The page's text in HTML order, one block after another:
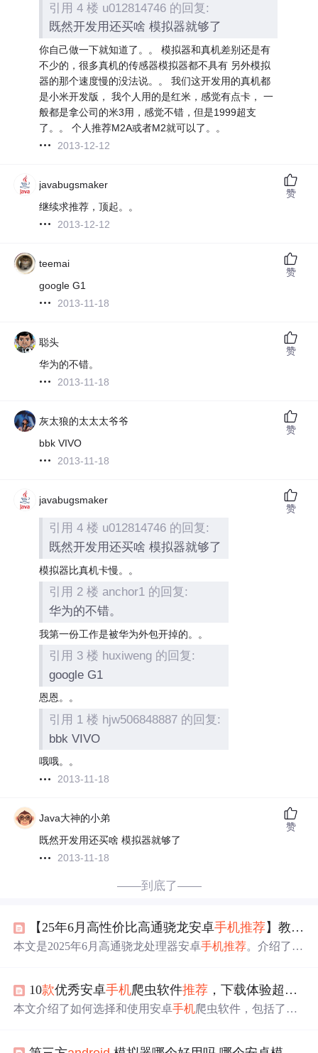
引用 4 楼 u012814746 的回复:
既然开发用还买啥 模拟器就够了
你自己做一下就知道了。。 模拟器和真机差别还是有
不少的，很多真机的传感器模拟器都不具有 另外模拟
器的那个速度慢的没法说。。 我们这开发用的真机都
是小米开发版， 我个人用的是红米，感觉有点卡， 一
般都是拿公司的米3用，感觉不错，但是1999超支
了。。 个人推荐M2A或者M2就可以了。。
2013-12-12
javabugsmaker
继续求推荐，顶起。。
2013-12-12
赞
teemai
google G1
2013-11-18
赞
聪头
华为的不错。
2013-11-18
赞
灰太狼的太太太爷爷
bbk VIVO
2013-11-18
赞
javabugsmaker
引用 4 楼 u012814746 的回复:
既然开发用还买啥 模拟器就够了
模拟器比真机卡慢。。
引用 2 楼 anchor1 的回复:
华为的不错。
我第一份工作是被华为外包开掉的。。
引用 3 楼 huxiweng 的回复:
google G1
恩恩。。
引用 1 楼 hjw506848887 的回复:
bbk VIVO
哦哦。。
2013-11-18
赞
Java大神的小弟
既然开发用还买啥 模拟器就够了
2013-11-18
赞
——到底了——
【25年6月高性价比高通骁龙安卓手机推荐】教父级安卓
本文是2025年6月高通骁龙处理器安卓手机推荐。介绍了18
助新手选到适合自己的高性价比安卓手机 。
10款优秀安卓手机爬虫软件推荐 ，下载体验超乎想象！
本文介绍了如何选择和使用安卓手机爬虫软件，包括了解